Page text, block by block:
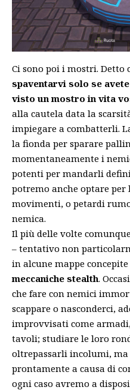
Ci sono poi i mostri. Detto
spaventarvi solo se
visto un mostro in vita
alla cautela data la
impiegare a combatterli.
la fionda per sparare
momentaneamente i
potenti per mandarli
potremo anche optare
movimenti, o petardi
nemica.
Il più delle volte
– tentativo non
in alcune mappe
meccaniche stealth.
che fare con nemici
scappare o nasconderci,
improvvisati come
tavoli; studiare le loro
oltrepassarli incolumi,
prontamente a causa di
ogni caso avremo a